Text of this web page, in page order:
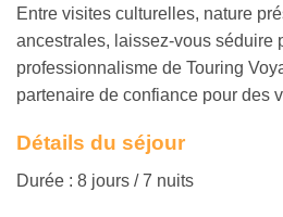
Entre visites culturelles, nature
ancestrales, laissez-vous séduire
professionnalisme de Touring
partenaire de confiance pour des
Détails du séjour
Durée : 8 jours / 7 nuits